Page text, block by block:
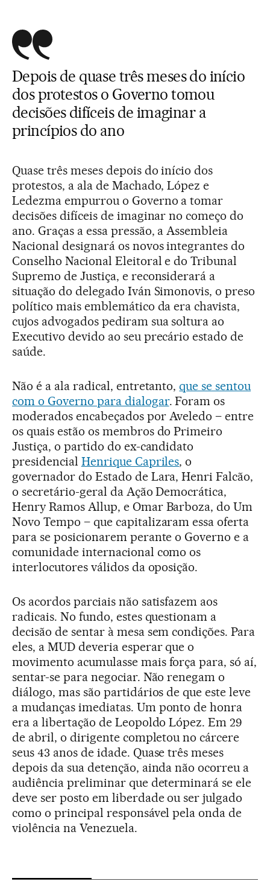
Depois de quase três meses do início
dos protestos o Governo tomou
decisões difíceis de imaginar a
princípios do ano
Quase três meses depois do início dos
protestos, a ala de Machado, López e
Ledezma empurrou o Governo a tomar
decisões difíceis de imaginar no começo do
ano. Graças a essa pressão, a Assembleia
Nacional designará os novos integrantes do
Conselho Nacional Eleitoral e do Tribunal
Supremo de Justiça, e reconsiderará a
situação do delegado Iván Simonovis, o preso
político mais emblemático da era chavista,
cujos advogados pediram sua soltura ao
Executivo devido ao seu precário estado de
saúde.
Não é a ala radical, entretanto,que se sentou
com o Governo para dialogar. Foram os
moderados encabeçados por Aveledo – entre
os quais estão os membros do Primeiro
Justiça, o partido do ex-candidato
presidencial Henrique Capriles, o
governador do Estado de Lara, Henri Falcão,
o secretário-geral da Ação Democrática,
Henry Ramos Allup, e Omar Barboza, do Um
Novo Tempo – que capitalizaram essa oferta
para se posicionarem perante o Governo e a
comunidade internacional como os
interlocutores válidos da oposição.
Os acordos parciais não satisfazem aos
radicais. No fundo, estes questionam a
decisão de sentar à mesa sem condições. Para
eles, a MUD deveria esperar que o
movimento acumulasse mais força para, só aí,
sentar-se para negociar. Não renegam o
diálogo, mas são partidários de que este leve
a mudanças imediatas. Um ponto de honra
era a libertação de Leopoldo López. Em 29
de abril, o dirigente completou no cárcere
seus 43 anos de idade. Quase três meses
depois da sua detenção, ainda não ocorreu a
audiência preliminar que determinará se ele
deve ser posto em liberdade ou ser julgado
como o principal responsável pela onda de
violência na Venezuela.